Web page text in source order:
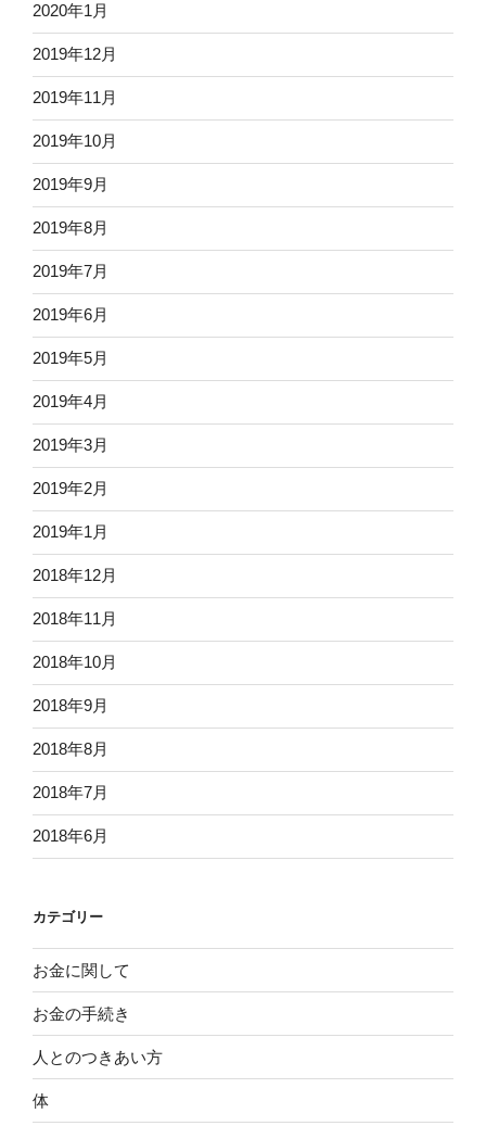
2020年1月
2019年12月
2019年11月
2019年10月
2019年9月
2019年8月
2019年7月
2019年6月
2019年5月
2019年4月
2019年3月
2019年2月
2019年1月
2018年12月
2018年11月
2018年10月
2018年9月
2018年8月
2018年7月
2018年6月
カテゴリー
お金に関して
お金の手続き
人とのつきあい方
体